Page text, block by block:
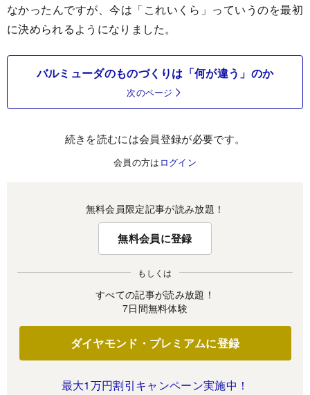
なかったんですが、今は「これいくら」っていうのを最初
に決められるようになりました。
バルミューダのものづくりは「何が違う」のか
次のページ
続きを読むには会員登録が必要です。
会員の方は ログイン
無料会員限定記事が読み放題！
無料会員に登録
もしくは
すべての記事が読み放題！
7日間無料体験
ダイヤモンド・プレミアムに登録
最大1万円割引キャンペーン実施中！